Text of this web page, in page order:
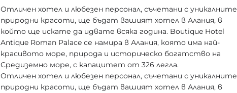
Отличен хотел и любезен персонал, съчетани с уникалните
природни красоти, ще бъдат вашият хотел в Алания, в
който ще искате да идвате всяка година. Boutique Hotel
Antique Roman Palace се намира в Алания, която има най-
красивото море, природа и историческо богатство на
Средиземно море, с капацитет от 326 легла.
Отличен хотел и любезен персонал, съчетани с уникалните
природни красоти, ще бъдат вашият хотел в Алания, в